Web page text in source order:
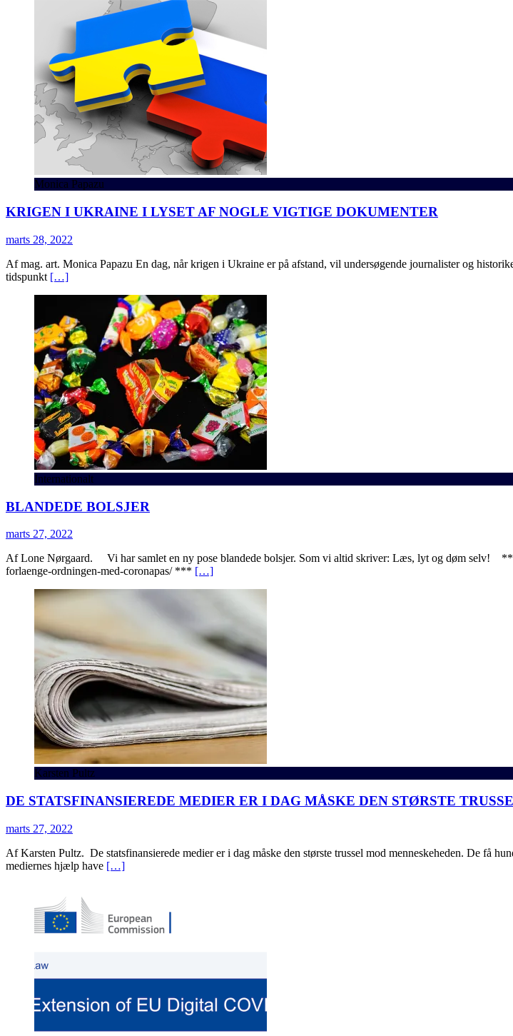
Monica Papazu
KRIGEN I UKRAINE I LYSET AF NOGLE VIGTIGE DOKUMENTER
marts 28, 2022
Af mag. art. Monica Papazu En dag, når krigen i Ukraine er på afstand, vil undersøgende journalister og
tidspunkt […]
Internationalt
BLANDEDE BOLSJER
marts 27, 2022
Af Lone Nørgaard. Vi har samlet en ny pose blandede bolsjer. Som vi altid skriver: Læs, lyt og døm selv!
forlaenge-ordningen-med-coronapas/ *** […]
Karsten Pultz
DE STATSFINANSIEREDE MEDIER ER I DAG MÅSKE DEN STØRSTE
marts 27, 2022
Af Karsten Pultz. De statsfinansierede medier er i dag måske den største trussel mod menneskeheden. De få
mediernes hjælp have […]